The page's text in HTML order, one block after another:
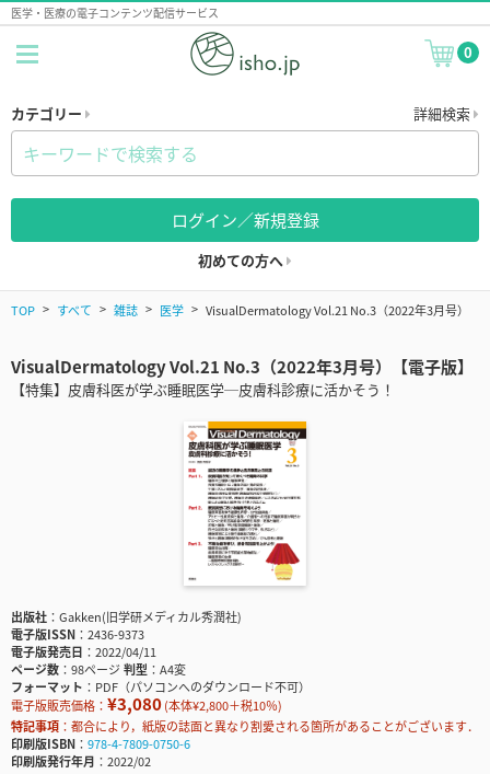
医学・医療の電子コンテンツ配信サービス
0
カテゴリー 詳細検索
ログイン／新規登録
初めての方へ
TOP すべて 雑誌 医学 VisualDermatology Vol.21 No.3（2022年3月号）
VisualDermatology Vol.21 No.3（2022年3月号）【電子版】
【特集】皮膚科医が学ぶ睡眠医学─皮膚科診療に活かそう！
出版社
Gakken(旧学研メディカル秀潤社)
電子版ISSN
2436-9373
電子版発売日
2022/04/11
ページ数
98ページ判型
A4変
フォーマット
PDF（パソコンへのダウンロード不可）
電子版販売価格： ¥3,080(本体¥2,800＋税10％)
特記事項
都合により，紙版の誌面と異なり割愛される箇所があることがございます．
印刷版ISBN
978-4-7809-0750-6
印刷版発行年月
2022/02